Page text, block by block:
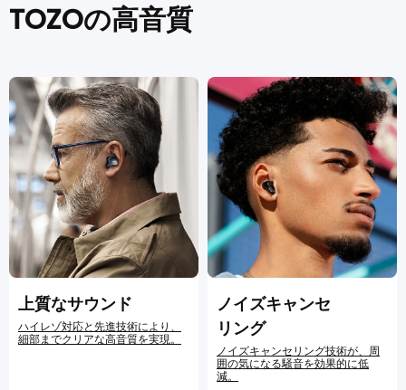
TOZOの高音質
上質なサウンド
ハイレゾ対応と先進技術により、
細部までクリアな高音質を実現。
ノイズキャンセ
リング
ノイズキャンセリング技術が、周
囲の気になる騒音を効果的に低
減。